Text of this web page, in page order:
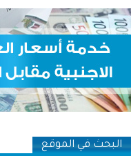
البحث في الموقع